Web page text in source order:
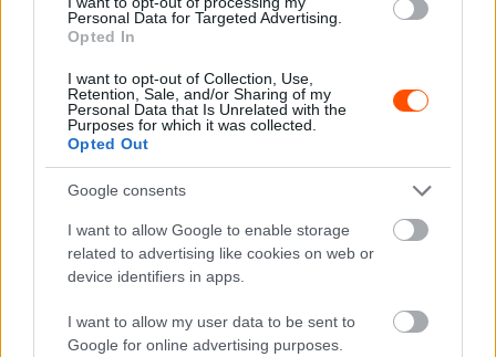
Personal Data for Targeted Advertising.
Opted In
I want to opt-out of Collection, Use,
Retention, Sale, and/or Sharing of my
Personal Data that Is Unrelated with the
Purposes for which it was collected.
Opted Out
Google consents
I want to allow Google to enable storage
related to advertising like cookies on web or
device identifiers in apps.
I want to allow my user data to be sent to
Google for online advertising purposes.
ebben a tekintetben pedig Paddon számára a cseh futam
lenne az előnye.